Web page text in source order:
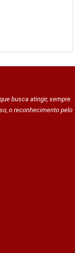
busca atingir, sempre
o reconhecimento pelo